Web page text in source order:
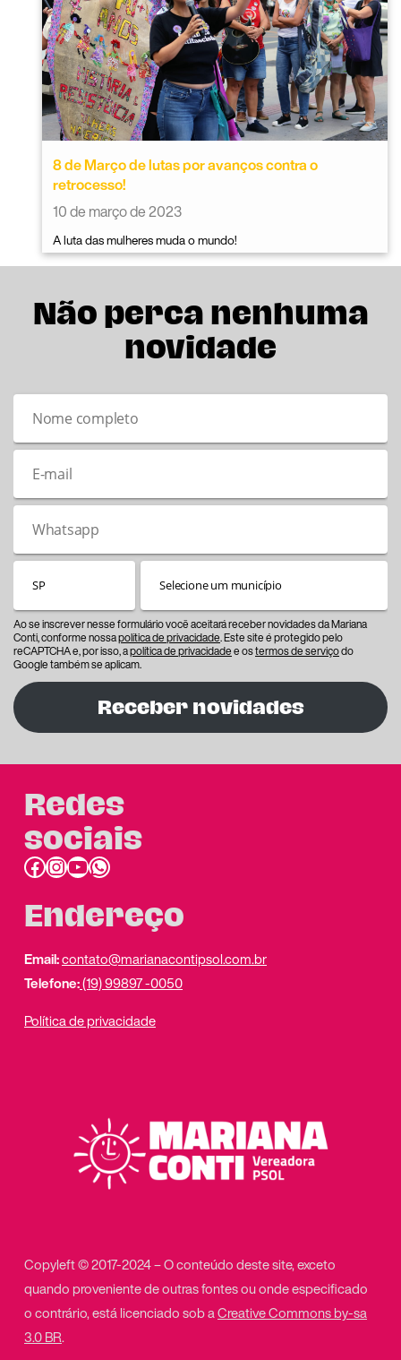
8 de Março de lutas por avanços contra o
retrocesso!
10 de março de 2023
A luta das mulheres muda o mundo!
Não perca nenhuma
novidade
Ao se inscrever nesse formulário você aceitará receber novidades da Mariana
Conti, conforme nossapolítica de privacidade. Este site é protegido pelo
reCAPTCHA e, por isso, apolítica de privacidadee ostermos de serviçodo
Google também se aplicam.
Receber novidades
Redes
sociais
Facebook InstagramYoutube link do whatsapp
Endereço
Email:contato@marianacontipsol.com.br
Telefone:(19) 99897 -0050
Política de privacidade
Copyleft © 2017-2024 – O conteúdo deste site, exceto
quando proveniente de outras fontes ou onde especificado
o contrário, está licenciado sob aCreative Commons by-sa
3.0 BR.